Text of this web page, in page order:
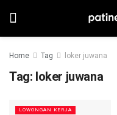
Home Tag loker juwana
Tag: loker juwana
LOWONGAN KERJA